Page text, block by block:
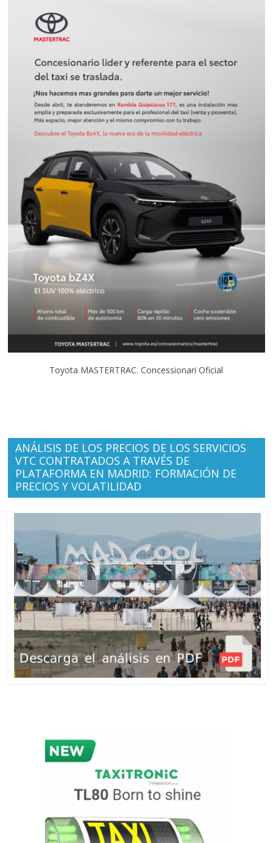
Toyota MASTERTRAC. Concessionari Oficial
ANÁLISIS DE LOS PRECIOS DE LOS SERVICIOS
VTC CONTRATADOS A TRAVÉS DE
PLATAFORMA EN MADRID: FORMACIÓN DE
PRECIOS Y VOLATILIDAD